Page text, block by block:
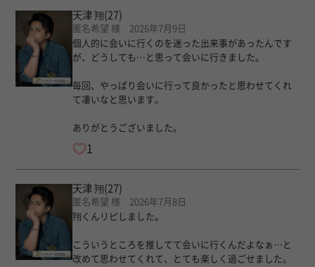
天津 翔(27)
匿名希望 様 2026年7月9日
個人的に会いに行くのを迷った出来事があったんです
が、どうしても…と思って会いに行きました。
毎回、やっぱり会いに行って良かったと思わせてくれ
て凄いなと思います。
ありがとうございました。
1
天津 翔(27)
匿名希望 様 2026年7月8日
翔くんリピしました。
こういうところを推してて会いに行くんだよなぁ…と
改めて思わせてくれて、とても楽しく過ごせました。